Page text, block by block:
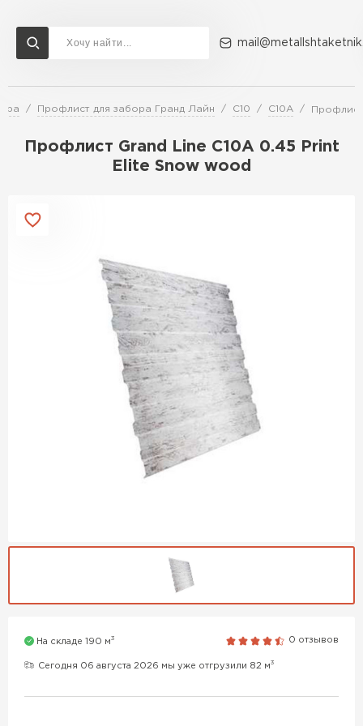
Профлист для забора Гранд Лайн С10 C10A
Профлист Grand Line C10A 0.45 Print
Elite Snow wood
На складе 190 м3 0 отзывов
Сегодня 06 августа 2026 мы уже отгрузили 82 м3
Доставка и оплата Акции О компании Контакты
Перейти в каталог